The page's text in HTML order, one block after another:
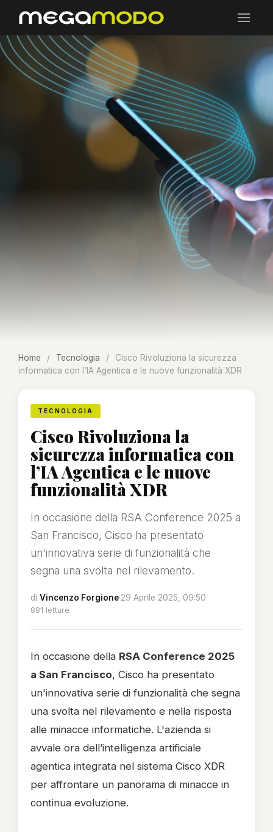
Home / Tecnologia /
Cisco Rivoluziona la sicurezza
informatica con l’IA Agentica e le nuove funzionalità XDR
TECNOLOGIA
Cisco Rivoluziona la
sicurezza informatica con
l’IA Agentica e le nuove
funzionalità XDR
In occasione della RSA Conference 2025 a
San Francisco, Cisco ha presentato
un'innovativa serie di funzionalità che
segna una svolta nel rilevamento.
di Vincenzo Forgione·29 Aprile 2025, 09:50·
881 letture
In occasione della RSA Conference 2025
a San Francisco, Cisco ha presentato
un'innovativa serie di funzionalità che segna
una svolta nel rilevamento e nella risposta
alle minacce informatiche. L'azienda si
avvale ora dell’intelligenza artificiale
agentica integrata nel sistema Cisco XDR
per affrontare un panorama di minacce in
continua evoluzione.